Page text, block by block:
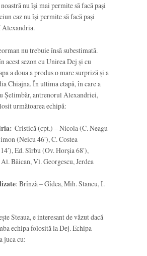
nu își mai permite să facă pași
caz nu își permite să facă pași
Alexandria.
nu trebuie însă subestimată.
acest sezon cu Unirea Dej și cu
a doua a produs o mare surpriză și a
Chiajna. În ultima etapă, în care a
Șelimbăr, antrenorul Alexandriei,
următoarea echipă:
Cristică (cpt.) – Nicola (C. Neagu
(Neicu 46′), C. Costea
Ed. Sîrbu (Ov. Horșia 68′),
Băican, Vl. Georgescu, Jerdea
: Brînză – Gîdea, Mih. Stancu, I.
Steaua, e interesant de văzut dacă
echipa folosită la Dej. Echipa
juca cu: